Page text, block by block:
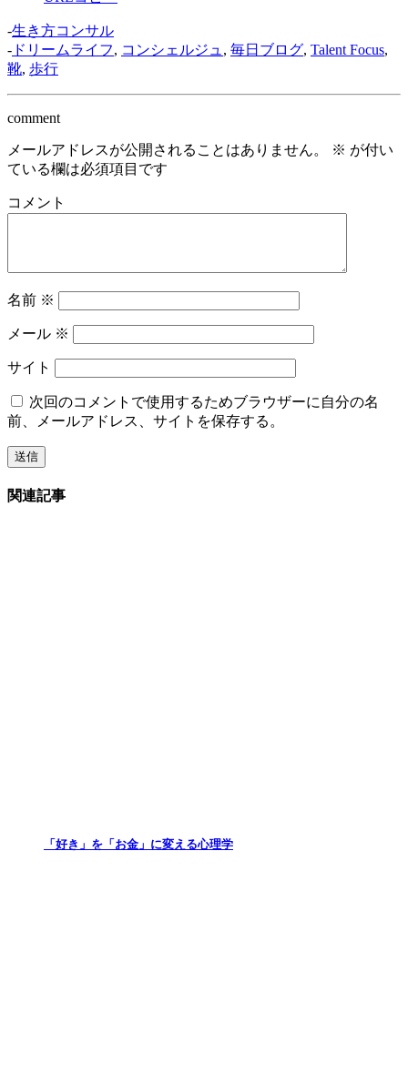
-生き方コンサル
- ドリームライフ, コンシェルジュ , 毎日ブログ, Talent Focus,
靴, 歩行
comment
メールアドレスが公開されることはありません。 ※ が付い
ている欄は必須項目です
コメント
名前 ※
メール ※
サイト
次回のコメントで使用するためブラウザーに自分の名
前、メールアドレス、サイトを保存する。
関連記事
「好き」を「お金」に変える心理学